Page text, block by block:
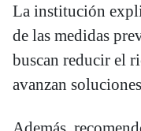
La institución
de las medidas
buscan reducir el
avanzan